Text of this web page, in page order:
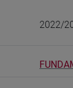
2022/